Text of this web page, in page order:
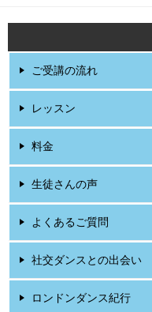
ご受講の流れ
レッスン
料金
生徒さんの声
よくあるご質問
社交ダンスとの出会い
ロンドンダンス紀行